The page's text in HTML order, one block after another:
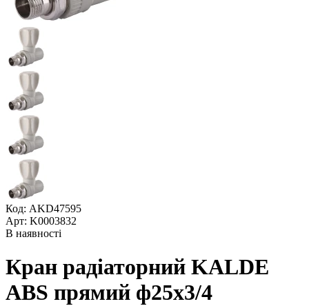
Код: AKD47595
Арт: K0003832
В наявності
Кран радіаторний KALDE
ABS прямий ф25х3/4